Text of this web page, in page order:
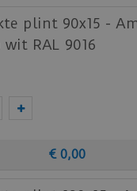
plint 90x15 -
wit RAL 9016
€ 0,00